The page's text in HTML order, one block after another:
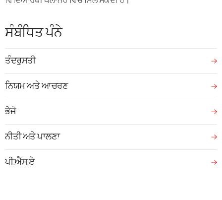
ਸੰਬੰਧਿਤ ਪੰਨੇ
ਤੰਦਰੁਸਤੀ
ਨਿਯਮ ਅਤੇ ਆਚਰਣ
ਭੇਜੋ
ਨੀਤੀ ਅਤੇ ਪਾਲਣਾ
ਪੀ.ਐੱਸ.ਏ